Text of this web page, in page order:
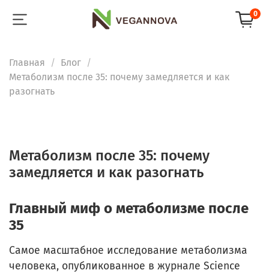
0
Главная
Блог
Метаболизм после 35: почему замедляется и как
разогнать
Метаболизм после 35: почему
замедляется и как разогнать
Главный миф о метаболизме после
35
Самое масштабное исследование метаболизма
человека, опубликованное в журнале Science